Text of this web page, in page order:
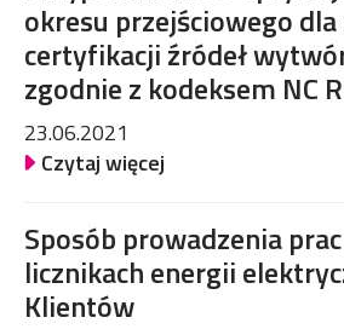
okresu przejściowego dla
certyfikacji źródeł
zgodnie z kodeksem NC
23.06.2021
Czytaj więcej
Sposób prowadzenia
licznikach energii
Klientów